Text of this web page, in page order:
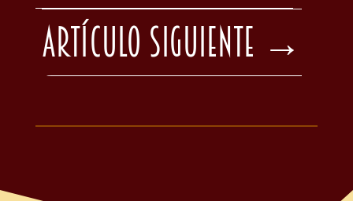
Artículo Siguiente →